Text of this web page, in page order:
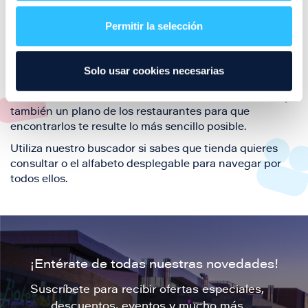
Permitir la selección
Solo usar cookies necesarias
también de nuestra oferta de ocio y shopping durante
tu visita.
El este directorio de restaurantes de Puerto Venecia
también un plano de los restaurantes para que
encontrarlos te resulte lo más sencillo posible.
Utiliza nuestro buscador si sabes que tienda quieres
consultar o el alfabeto desplegable para navegar por
todos ellos.
¡Entérate de todas nuestras novedades!
Suscríbete para recibir ofertas especiales,